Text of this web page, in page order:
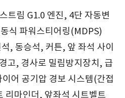
트림 G1.0 엔진, 4단 자동변
식 파워스티어링(MDPS)
, 동승석, 커튼, 앞 좌석 사이
고, 경사로 밀림방지장치, 급
어 공기압 경보 시스템(간접
리마인더, 앞좌석 시트벨트